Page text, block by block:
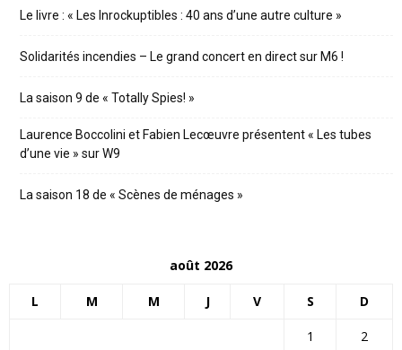
Le livre : « Les Inrockuptibles : 40 ans d’une autre culture »
Solidarités incendies – Le grand concert en direct sur M6 !
La saison 9 de « Totally Spies! »
Laurence Boccolini et Fabien Lecœuvre présentent « Les tubes
d’une vie » sur W9
La saison 18 de « Scènes de ménages »
août 2026
L M M J V S D
1
2